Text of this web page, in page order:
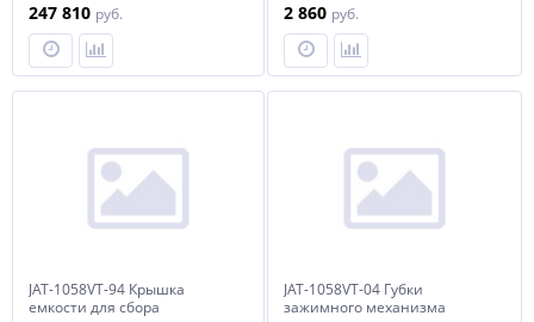
247 810 руб.
пневматического JAT-1058VT
2 860 руб.
JAT-1058VT-94 Крышка
емкости для сбора
JAT-1058VT-04 Губки
зажимного механизма